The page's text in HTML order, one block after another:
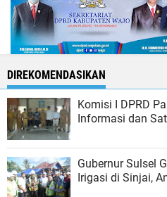
DIREKOMENDASIKAN
Komisi I DPRD
Informasi dan
Gubernur Sulsel
Irigasi di Sinjai,